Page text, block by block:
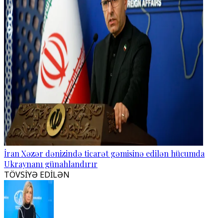
İran Xəzər dənizində ticarət gəmisinə edilən hücumda
Ukraynanı günahlandırır
TÖVSİYƏ EDİLƏN